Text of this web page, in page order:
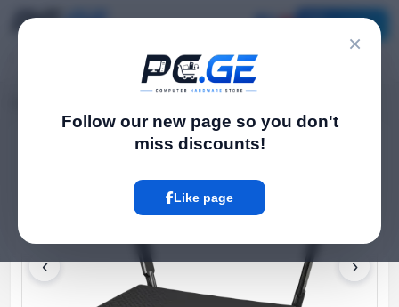
×
Follow our new page so you don't
miss discounts!
Like page
‹ ›